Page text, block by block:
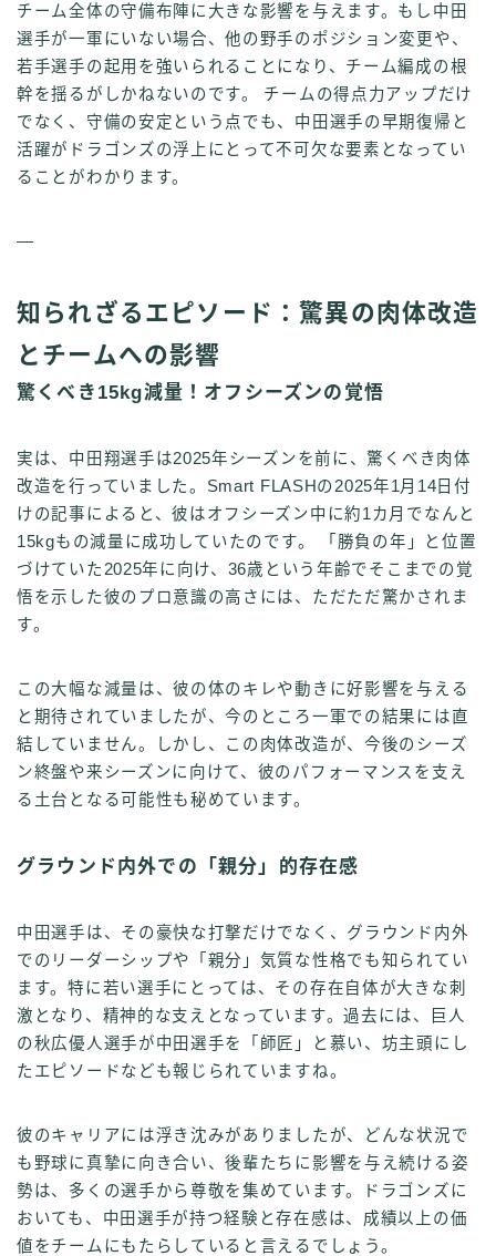
チーム全体の守備布陣に大きな影響を与えます。もし中田
選手が一軍にいない場合、他の野手のポジション変更や、
若手選手の起用を強いられることになり、チーム編成の根
幹を揺るがしかねないのです。 チームの得点力アップだけ
でなく、守備の安定という点でも、中田選手の早期復帰と
活躍がドラゴンズの浮上にとって不可欠な要素となってい
ることがわかります。
—
知られざるエピソード：驚異の肉体改造
とチームへの影響
驚くべき15kg減量！オフシーズンの覚悟
実は、中田翔選手は2025年シーズンを前に、驚くべき肉体
改造を行っていました。Smart FLASHの2025年1月14日付
けの記事によると、彼はオフシーズン中に約1カ月でなんと
15kgもの減量に成功していたのです。 「勝負の年」と位置
づけていた2025年に向け、36歳という年齢でそこまでの覚
悟を示した彼のプロ意識の高さには、ただただ驚かされま
す。
この大幅な減量は、彼の体のキレや動きに好影響を与える
と期待されていましたが、今のところ一軍での結果には直
結していません。しかし、この肉体改造が、今後のシーズ
ン終盤や来シーズンに向けて、彼のパフォーマンスを支え
る土台となる可能性も秘めています。
グラウンド内外での「親分」的存在感
中田選手は、その豪快な打撃だけでなく、グラウンド内外
でのリーダーシップや「親分」気質な性格でも知られてい
ます。特に若い選手にとっては、その存在自体が大きな刺
激となり、精神的な支えとなっています。過去には、巨人
の秋広優人選手が中田選手を「師匠」と慕い、坊主頭にし
たエピソードなども報じられていますね。
彼のキャリアには浮き沈みがありましたが、どんな状況で
も野球に真摯に向き合い、後輩たちに影響を与え続ける姿
勢は、多くの選手から尊敬を集めています。ドラゴンズに
おいても、中田選手が持つ経験と存在感は、成績以上の価
値をチームにもたらしていると言えるでしょう。